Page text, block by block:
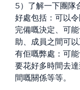
5）了解一下團隊
好處包括：可以
完備嘅決定、可
助、成員之間可
有佢嘅弊處：可
要花好多時間去
間嘅關係等等。